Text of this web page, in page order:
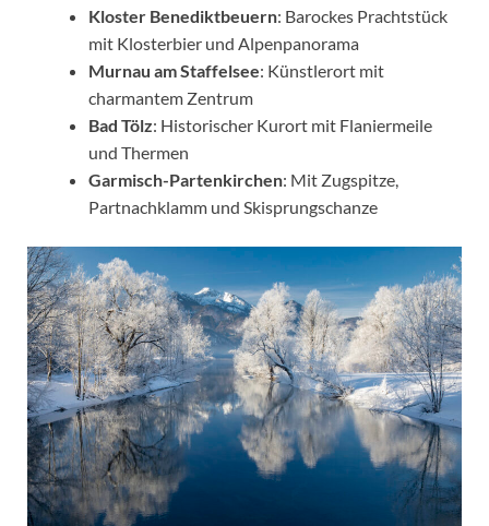
Kloster Benediktbeuern: Barockes Prachtstück
mit Klosterbier und Alpenpanorama
Murnau am Staffelsee: Künstlerort mit
charmantem Zentrum
Bad Tölz: Historischer Kurort mit Flaniermeile
und Thermen
Garmisch-Partenkirchen: Mit Zugspitze,
Partnachklamm und Skisprungschanze